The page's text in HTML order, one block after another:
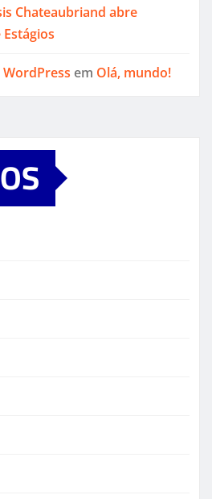
Chateaubriand abre
em Olá, mundo!